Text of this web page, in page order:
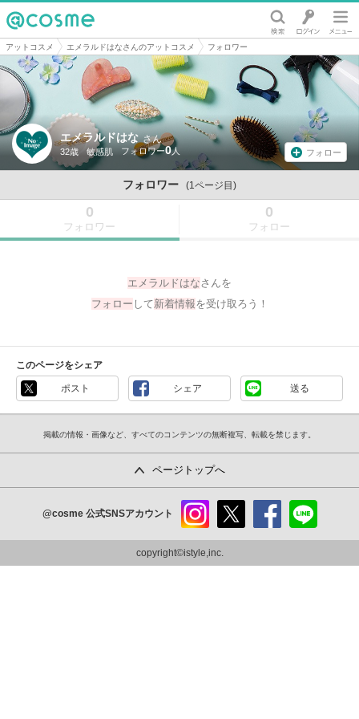
@cosme
アットコスメ エメラルドはなさんのアットコスメ フォロワー
エメラルドはな さん
32歳 敏感肌 0 フォロー
フォロワー (1ページ目)
0
フォロワー
0
フォロー
エメラルドはなさんを
フォロー して新着情報を受け取ろう！
このページをシェア
ポスト シェア 送る
掲載の情報・画像など、すべてのコンテンツの無断複写、転載を禁じます。
ページトップへ
@cosme 公式SNSアカウント
ram
copyright©istyle,inc.